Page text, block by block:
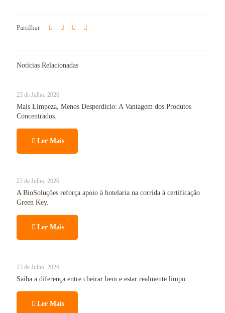
Partilhar
Notícias Relacionadas
23 de Julho, 2026
Mais Limpeza, Menos Desperdício: A Vantagem dos Produtos
Concentrados.
Ler Mais
23 de Julho, 2026
A BioSoluções reforça apoio à hotelaria na corrida à certificação
Green Key.
Ler Mais
23 de Julho, 2026
Saiba a diferença entre cheirar bem e estar realmente limpo.
Ler Mais